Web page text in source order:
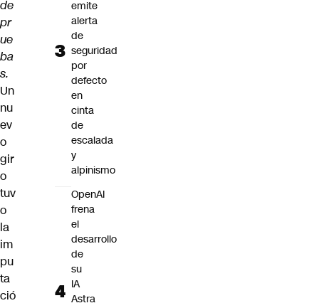
de
pr
ue
ba
s.
Un
nu
ev
o
gir
o
tuv
o
la
im
pu
ta
ció
emite
alerta
de
seguridad
por
defecto
en
cinta
de
escalada
y
alpinismo
OpenAI
frena
el
desarrollo
de
su
IA
Astra